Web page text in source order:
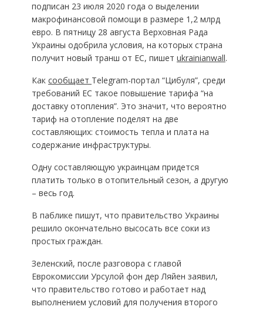
подписан 23 июля 2020 года о выделении
макрофинансовой помощи в размере 1,2 млрд
евро. В пятницу 28 августа Верховная Рада
Украины одобрила условия, на которых страна
получит новый транш от ЕС, пишет ukrainianwall.
Как сообщает Telegram-портал “Цибуля”, среди
требований ЕС такое повышение тарифа “на
доставку отопления”. Это значит, что вероятно
тариф на отопление поделят на две
составляющих: стоимость тепла и плата на
содержание инфраструктуры.
Одну составляющую украинцам придется
платить только в отопительный сезон, а другую
– весь год.
В паблике пишут, что правительство Украины
решило окончательно высосать все соки из
простых граждан.
Зеленский, после разговора с главой
Еврокомиссии Урсулой фон дер Ляйен заявил,
что правительство готово и работает над
выполнением условий для получения второго